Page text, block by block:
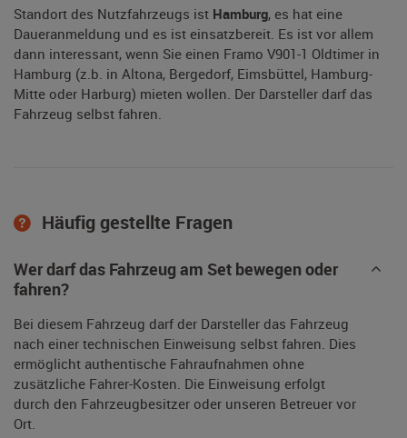
Standort des Nutzfahrzeugs ist Hamburg, es hat eine
Daueranmeldung und es ist einsatzbereit. Es ist vor allem
dann interessant, wenn Sie einen Framo V901-1 Oldtimer in
Hamburg (z.b. in Altona, Bergedorf, Eimsbüttel, Hamburg-
Mitte oder Harburg) mieten wollen. Der Darsteller darf das
Fahrzeug selbst fahren.
Häufig gestellte Fragen
Wer darf das Fahrzeug am Set bewegen oder
fahren?
Bei diesem Fahrzeug darf der Darsteller das Fahrzeug
nach einer technischen Einweisung selbst fahren. Dies
ermöglicht authentische Fahraufnahmen ohne
zusätzliche Fahrer-Kosten. Die Einweisung erfolgt
durch den Fahrzeugbesitzer oder unseren Betreuer vor
Ort.